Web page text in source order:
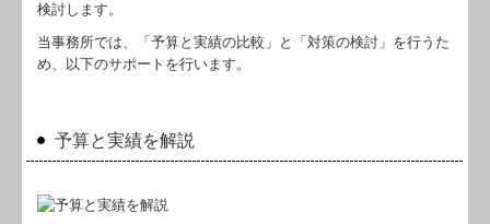
検討します。
当事務所では、「予算と実績の比較」と「対策の検討」を行うた
め、以下のサポートを行います。
予算と実績を解説